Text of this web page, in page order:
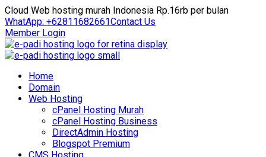
Cloud Web hosting murah Indonesia Rp.16rb per bulan
WhatApp: +62811682661Contact Us
Member Login
Home
Domain
Web Hosting
cPanel Hosting Murah
cPanel Hosting Business
DirectAdmin Hosting
Blogspot Premium